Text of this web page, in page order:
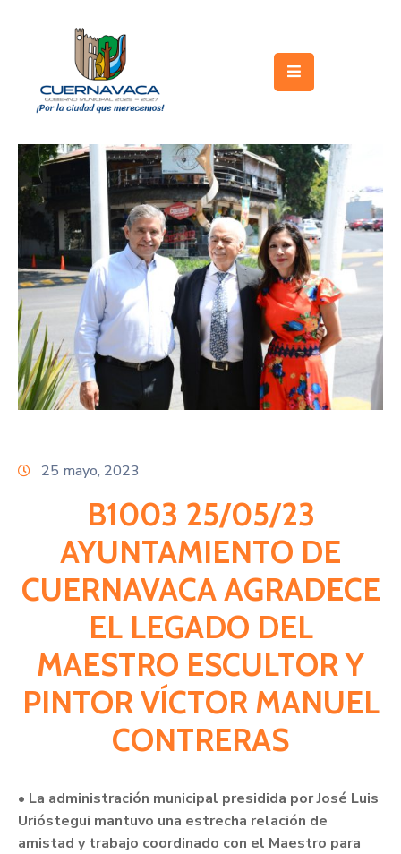
Gobierno
Turismo
Trámites
Servicios
Licitaciones
Transparencia
Directorio
Citas
25 mayo, 2023
B1003 25/05/23
AYUNTAMIENTO DE
CUERNAVACA AGRADECE
EL LEGADO DEL
MAESTRO ESCULTOR Y
PINTOR VÍCTOR MANUEL
CONTRERAS
• La administración municipal presidida por José Luis
Urióstegui mantuvo una estrecha relación de
amistad y trabajo coordinado con el Maestro para